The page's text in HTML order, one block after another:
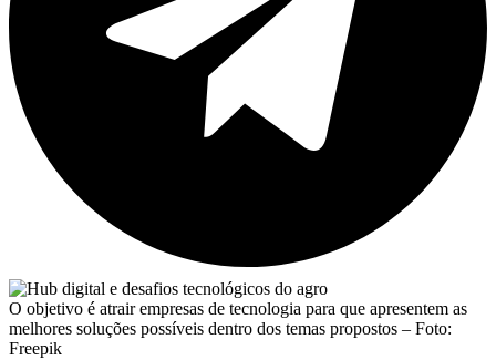
O objetivo é atrair empresas de tecnologia para que apresentem as
melhores soluções possíveis dentro dos temas propostos – Foto:
Freepik